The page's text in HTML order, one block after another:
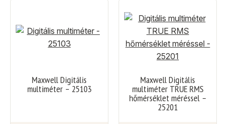
Maxwell Digitális
multiméter – 25103
Maxwell Digitális
multiméter TRUE RMS
hőmérséklet méréssel –
25201